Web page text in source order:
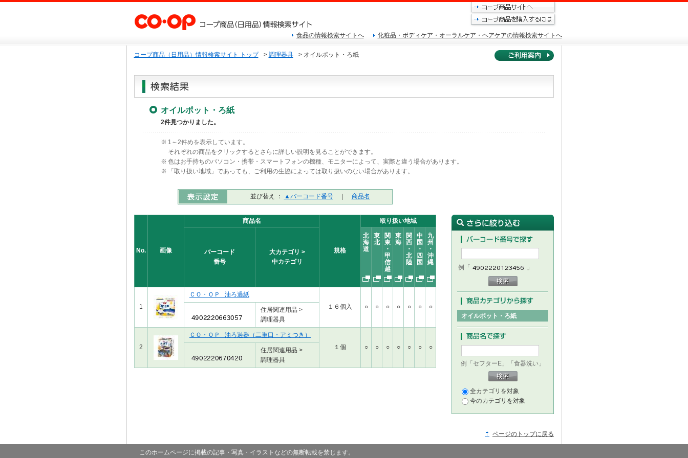
食品の情報検索サイトへ 化粧品・ボディケア・オーラルケア・ヘアケアの情報検索サイトへ
コープ商品（日用品）情報検索サイト トップ > 調理器具 > オイルポット・ろ紙
オイルポット・ろ紙
2件見つかりました。
※ 1～2件めを表示しています。
それぞれの商品をクリックするとさらに詳しい説明を見ることができます。
※ 色はお手持ちのパソコン・携帯・スマートフォンの機種、モニターによって、実際と違う場合があります。
※
「取り扱い地域」であっても、ご利用の生協によっては取り扱いのない場合があります。
並び替え ： ▲バーコード番号｜ 商品名
No. 画像
商品名
規格
取り扱い地域
バーコード
番号
大カテゴリ >
中カテゴリ
北
海
道
東
北
関
東
・
甲
信
越
東
海
関
西
・
北
陸
中
国
・
四
国
九
州
・
沖
縄
1
ＣＯ・ＯＰ 油ろ過紙
１６個入
○ ○ ○ ○ ○ ○ ○
住居関連用品 >
調理器具
2
ＣＯ・ＯＰ 油ろ過器（二重口・アミつき）
１個
○ ○ ○ ○ ○ ○ ○
住居関連用品 >
調理器具
例「 」
オイルポット・ろ紙
例「セフターE」「食器洗い」
全カテゴリを対象
今のカテゴリを対象
ページのトップに戻る
このホームページに掲載の記事・写真・イラストなどの無断転載を禁じます。